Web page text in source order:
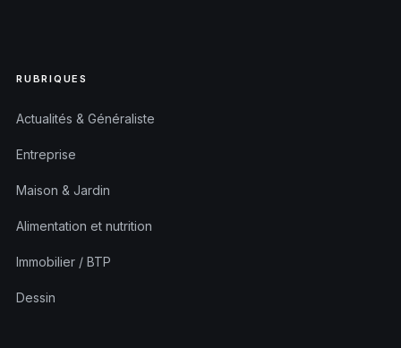
RUBRIQUES
Actualités & Généraliste
Entreprise
Maison & Jardin
Alimentation et nutrition
Immobilier / BTP
Dessin